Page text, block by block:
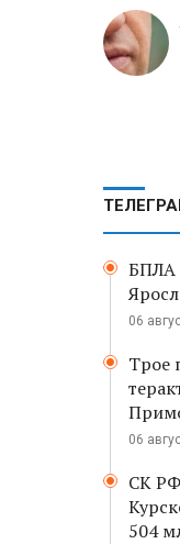
БПЛА
06
Трое
06
СК
504